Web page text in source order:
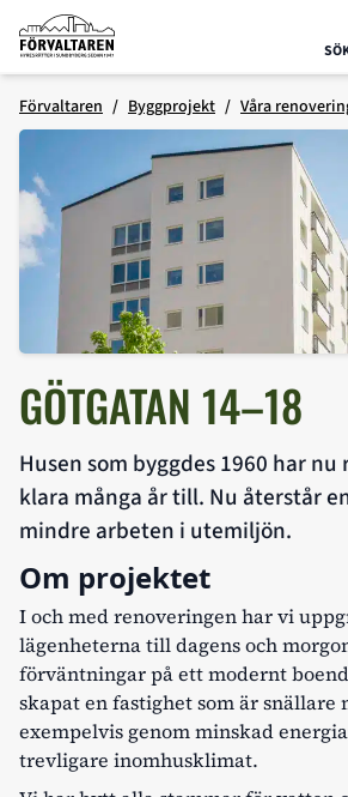
Hoppa till innehåll
Förvaltaren
Förvaltaren Byggprojekt Våra
GÖTGATAN 14–18
Husen som byggdes 1960 har
klara många år till. Nu återstår
mindre arbeten i utemiljön.
Om projektet
I och med renoveringen har vi
lägenheterna till dagens och
förväntningar på ett modernt
skapat en fastighet som är snällare
exempelvis genom minskad
trevligare inomhusklimat.